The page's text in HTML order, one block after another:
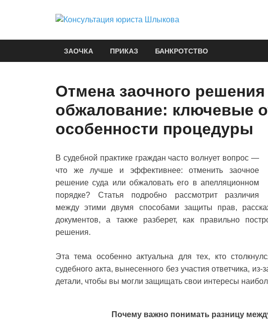
ЗАОЧКА ПРИКАЗ БАНКРОТСТВО
Отмена заочного
обжалование: ключевые
особенности процедуры
В судебной практике граждан часто волнует вопрос —
что же лучше и эффективнее: отменить заочное
решение суда или обжаловать его в апелляционном
порядке? Статья подробно рассмотрит различия
между этими двумя способами защиты прав,
документов, а также разберет, как правильно
решения.
Эта тема особенно актуальна для тех, кто
судебного акта, вынесенного без участия ответчика,
детали, чтобы вы могли защищать свои интересы
Почему важно понимать разницу